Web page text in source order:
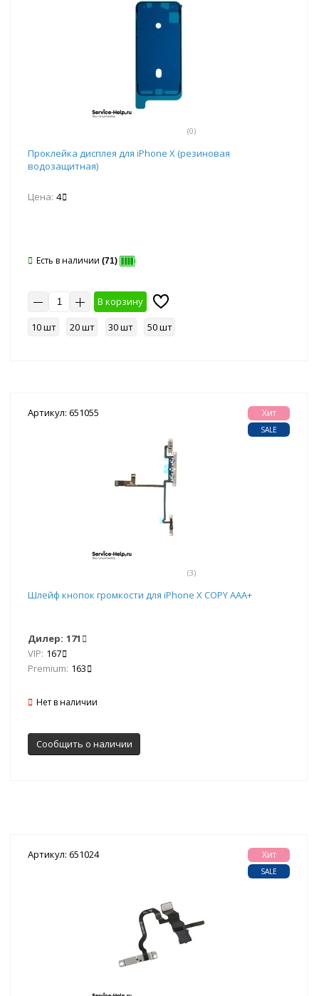
(0)
Проклейка дисплея для iPhone X (резиновая
водозащитная)
Цена: 4
Есть в наличии (71)
В корзину
10 шт
20 шт 30 шт 50 шт
Артикул: 651055
(3)
Хит
SALE
Шлейф кнопок громкости для iPhone X COPY AAA+
Дилер: 171
VIP: 167
Premium: 163
Нет в наличии
Сообщить о наличии
Артикул: 651024 Хит
SALE